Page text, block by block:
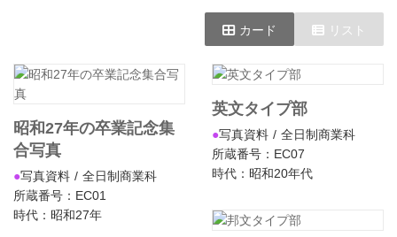
カード リスト
昭和27年の卒業記念集
合写真
写真資料
全日制商業科
所蔵番号：EC01
時代：昭和27年
英文タイプ部
写真資料
全日制商業科
所蔵番号：EC07
時代：昭和20年代